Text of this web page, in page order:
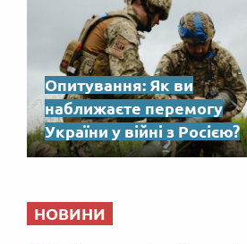
Опитування: Як ви
наближаєте перемогу
України у війні з Росією?
НОВИНИ